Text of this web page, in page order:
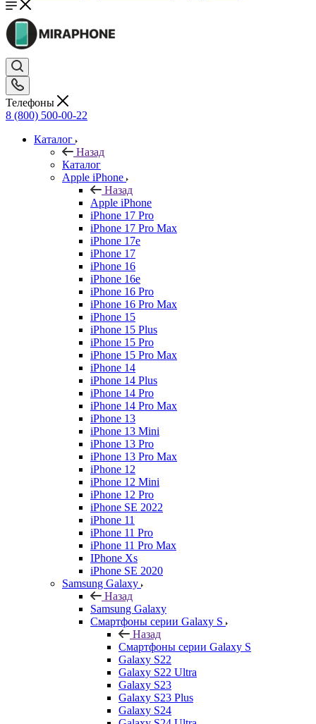
Телефоны
8 (800) 500-00-22
Каталог
Назад
Каталог
Apple iPhone
Назад
Apple iPhone
iPhone 17 Pro
iPhone 17 Pro Max
iPhone 17e
iPhone 17
iPhone 16
iPhone 16e
iPhone 16 Pro
iPhone 16 Pro Max
iPhone 15
iPhone 15 Plus
iPhone 15 Pro
iPhone 15 Pro Max
iPhone 14
iPhone 14 Plus
iPhone 14 Pro
iPhone 14 Pro Max
iPhone 13
iPhone 13 Mini
iPhone 13 Pro
iPhone 13 Pro Max
iPhone 12
iPhone 12 Mini
iPhone 12 Pro
iPhone SE 2022
iPhone 11
iPhone 11 Pro
iPhone 11 Pro Max
IPhone Xs
iPhone SE 2020
Samsung Galaxy
Назад
Samsung Galaxy
Смартфоны серии Galaxy S
Назад
Смартфоны серии Galaxy S
Galaxy S22
Galaxy S22 Ultra
Galaxy S23
Galaxy S23 Plus
Galaxy S24